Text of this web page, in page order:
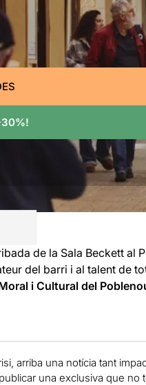
de la Sala Beckett al
del barri i al talent de
i Cultural del
arriba una notícia tant
una exclusiva que no